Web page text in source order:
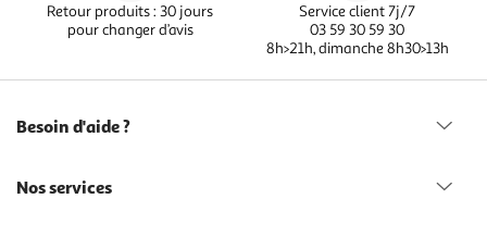
Retour produits : 30 jours
pour changer d’avis
Service client 7j/7
03 59 30 59 30
8h>21h, dimanche 8h30>13h
Besoin d'aide ?
Nos services